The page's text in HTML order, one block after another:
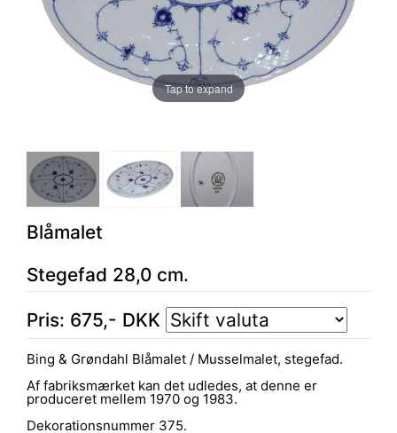
Tap to expand
Blåmalet
Stegefad 28,0 cm.
Pris: 675,- DKK
Bing & Grøndahl Blåmalet / Musselmalet, stegefad.
Af fabriksmærket kan det udledes, at denne er
produceret mellem 1970 og 1983.
Dekorationsnummer 375.